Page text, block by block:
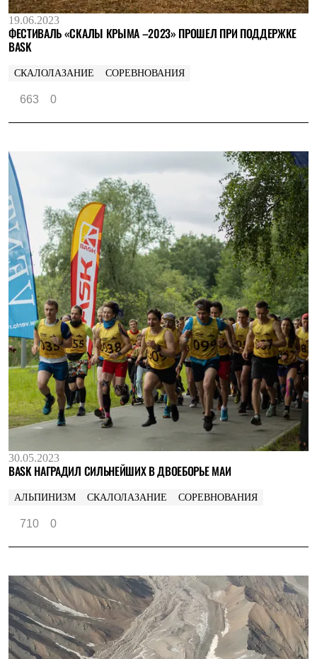
19.06.2023
ФЕСТИВАЛЬ «СКАЛЫ КРЫМА –2023» ПРОШЕЛ ПРИ ПОДДЕРЖКЕ
BASK
СКАЛОЛАЗАНИЕ СОРЕВНОВАНИЯ
663 0
30.05.2023
BASK НАГРАДИЛ СИЛЬНЕЙШИХ В ДВОЕБОРЬЕ МАИ
АЛЬПИНИЗМ СКАЛОЛАЗАНИЕ СОРЕВНОВАНИЯ
710 0